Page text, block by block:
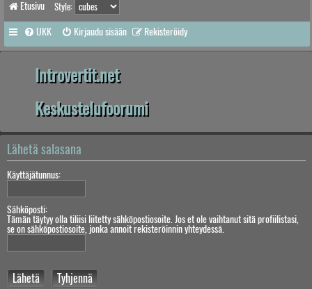
Etusivu Style:
UKK Kirjaudu sisään Rekisteröidy
Introvertit.net
Keskustelufoorumi
Lähetä salasana
Käyttäjätunnus:
Sähköposti:
Tämän täytyy olla tiliisi liitetty sähköpostiosoite. Jos et ole vaihtanut sitä profiilistasi,
se on sähköpostiosoite, jonka annoit rekisteröinnin yhteydessä.